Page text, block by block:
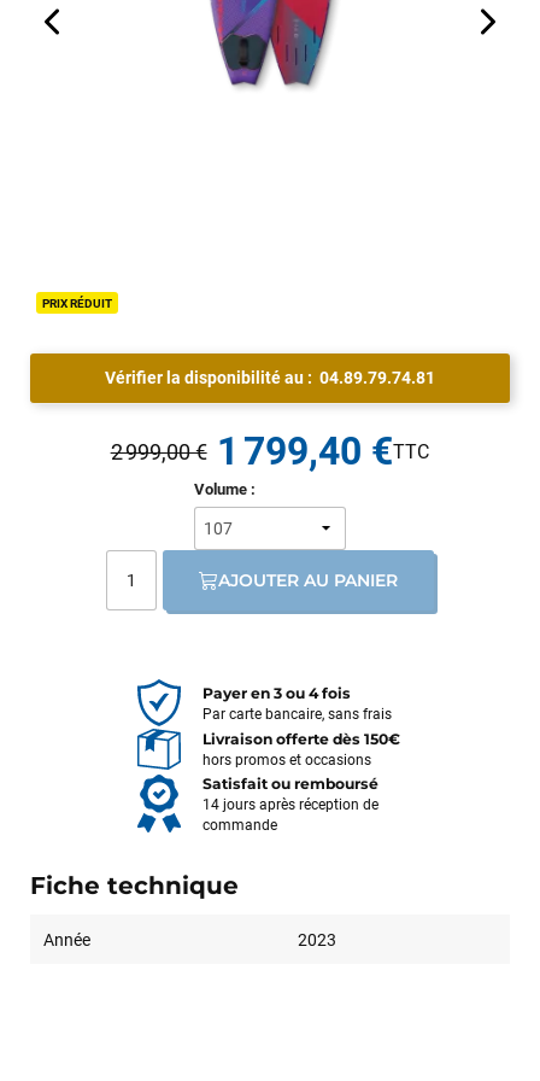
PRIX RÉDUIT
Vérifier la disponibilité au : 04.89.79.74.81
Volume :
2 999,00 € 1 799,40 €
AJOUTER AU PANIER
Payer en 3 ou 4 fois
Par carte bancaire, sans frais
Livraison offerte dès 150€
hors promos et occasions
Satisfait ou remboursé
14 jours après réception de
commande
Fiche technique
Année 2023